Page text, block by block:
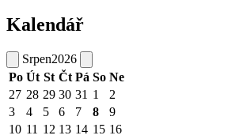
Kalendář
Srpen2026
Po Út St Čt Pá So Ne
27 28 29 30 31 1
2
3
4 5 6 7 8
9
10 11 12 13 14 15 16